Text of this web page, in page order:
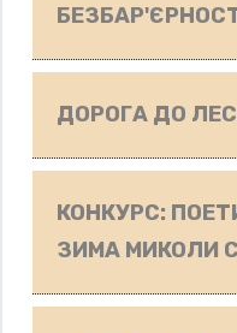
ДОРОГА ДО
КОНКУРС:
ЗИМА МИКОЛИ